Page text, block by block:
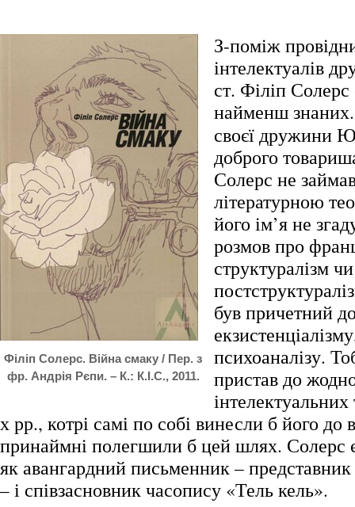
Філіп Солерс. Війна смаку / Пер. з
фр. Андрія Рєпи. – К.: К.І.С., 2011.
З-поміж
інтелектуалів
ст. Філіп
найменш знаних.
своєї дружини
доброго
Солерс не
літературною
його ім’я не
розмов про
структуралізм чи
був причетний
психоаналізу.
пристав до
х рр., котрі самі по собі винесли б його до
принаймні полегшили б цей шлях. Солерс
як авангардний письменник –
– і співзасновник часопису «Тель кель».